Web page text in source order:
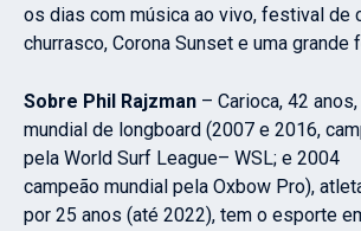
os dias com música ao vivo, festival de
churrasco, Corona Sunset e uma grande
Sobre Phil Rajzman – Carioca, 42
mundial de longboard (2007 e 2016,
pela World Surf League– WSL; e 2004
campeão mundial pela Oxbow Pro),
por 25 anos (até 2022), tem o esporte